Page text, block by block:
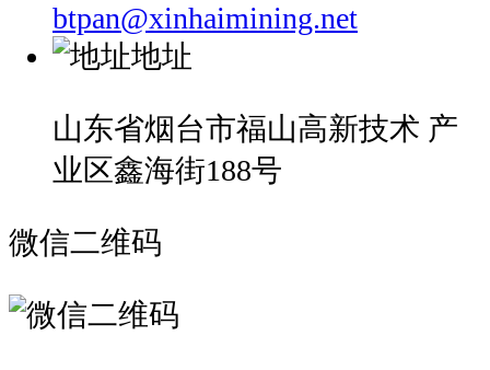
btpan@xinhaimining.net
地址
山东省烟台市福山高新技术 产
业区鑫海街188号
微信二维码